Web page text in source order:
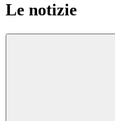
Le notizie